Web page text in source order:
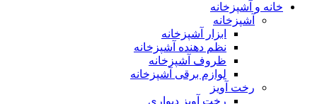
خانه و آشپزخانه
آشپزخانه
ابزار آشپزخانه
نظم دهنده آشپزخانه
ظروف آشپزخانه
لوازم برقی آشپزخانه
رخت آویز
رخت آویز دیواری